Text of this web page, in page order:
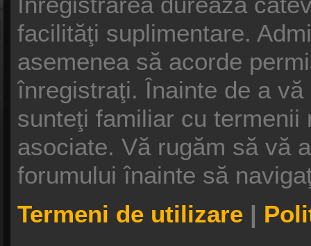
facilităţi suplimentare.
asemenea să acorde
înregistraţi. Înainte de a
sunteţi familiar cu
asociate. Vă rugăm să vă
forumului înainte să
Termeni de utilizare|